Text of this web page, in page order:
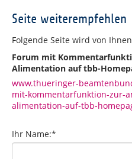
Seite weiterempfehlen
Folgende Seite wird von
Forum mit
Alimentation auf tbb-
www.thueringer-
mit-kommentarfunktion-zur-
alimentation-auf-tbb-
Ihr Name:*